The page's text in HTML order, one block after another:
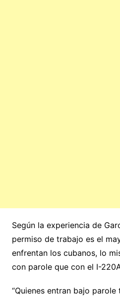
Según la experiencia de
permiso de trabajo es el
enfrentan los cubanos, lo
con parole que con el I-
“Quienes entran bajo